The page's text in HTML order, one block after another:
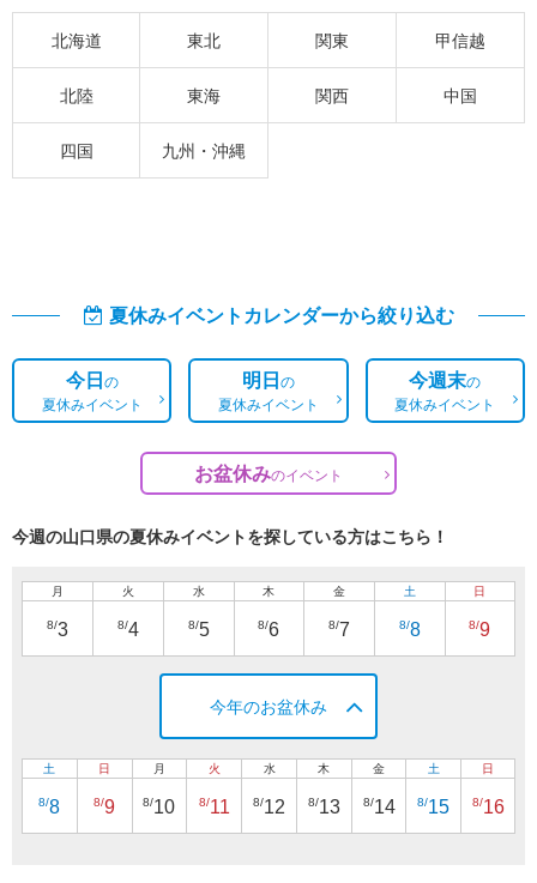
北海道 東北 関東 甲信越
北陸 東海 関西 中国
四国 九州・沖縄
夏休みイベントカレンダーから絞り込む
今日の
夏休みイベント
明日の
夏休みイベント
今週末の
夏休みイベント
お盆休みのイベント
今週の山口県の夏休みイベントを探している方はこちら！
月
8/3
火
8/4
水
8/5
木
8/6
金
8/7
土
8/8
日
8/9
今年のお盆休み
土
8/8
日
8/9
月
8/10
火
8/11
水
8/12
木
8/13
金
8/14
土
8/15
日
8/16